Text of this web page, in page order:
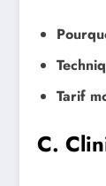
Tarif
C.